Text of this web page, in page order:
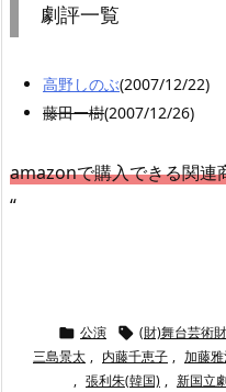
劇評一覧
高野しのぶ(2007/12/22)
藤田一樹(2007/12/26)
amazonで購入できる関連
“
 公演  (財)舞台芸術
三島景太 , 内藤千恵子 , 加藤
, 張利朱(韓国) , 新国立